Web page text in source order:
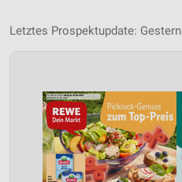
Letztes Prospektupdate: Gestern